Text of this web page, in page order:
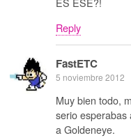
Reply
FastETC
5 noviembre 2012
Muy bien todo,
serio esperabas
a Goldeneye.